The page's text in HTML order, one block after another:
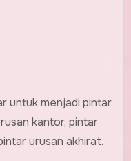
untuk menjadi pintar.
kantor, pintar
urusan akhirat.